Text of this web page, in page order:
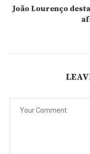
João Lourenço